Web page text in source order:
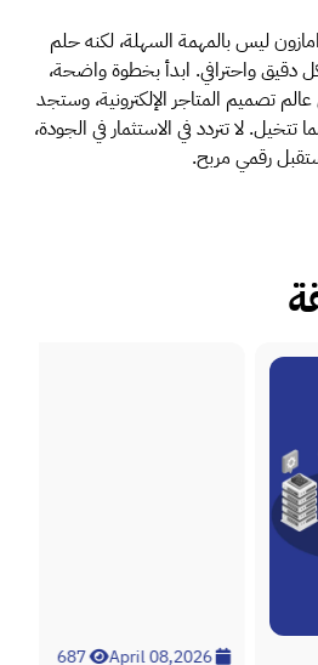
ليس بالمهمة السهلة، لكنه حلم
دقيق واحترافي. ابدأ بخطوة واضحة،
تصميم المتاجر الإلكترونية، وستجد
لا تتردد في الاستثمار في الجودة،
رقمي مربح.